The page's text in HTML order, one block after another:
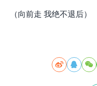
（向前走 我绝不退后）
  